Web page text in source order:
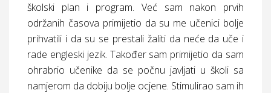
školski plan i program. Već sam nakon prvih
održanih časova primijetio da su me učenici bolje
prihvatili i da su se prestali žaliti da neće da uče i
rade engleski jezik. Također sam primijetio da sam
ohrabrio učenike da se počnu javljati u školi sa
namjerom da dobiju bolje ocjene. Stimulirao sam ih